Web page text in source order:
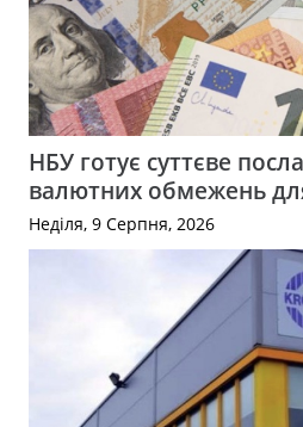
НБУ готує суттєве
валютних обмежень
Неділя, 9 Серпня, 2026